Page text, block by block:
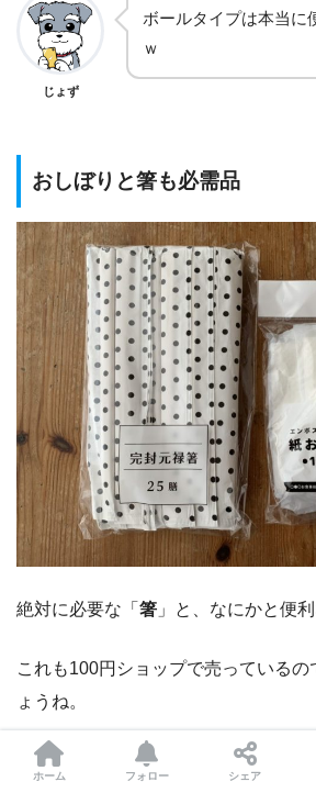
じょず
ボールタイプは本当に
ｗ
おしぼりと箸も必需品
絶対に必要な「 箸 」と、なにかと便利
これも100円ショップで売っているの
ょうね。
すぐ手が汚れるので、
ホーム フォロー シェア